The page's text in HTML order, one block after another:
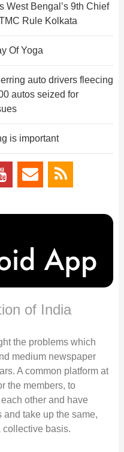
West Bengal’s 9th Chief
Rule Kolkata
Of Yoga
auto drivers fleecing
autos seized for
is important
of India
the problems which
medium newspaper
A common platform at
the members, to
other and have
take up the same,
collective basis.